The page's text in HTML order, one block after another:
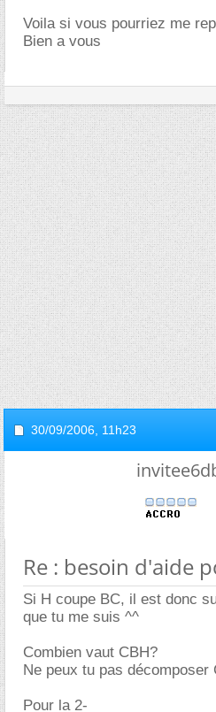
Voila si vous pourriez me
Bien a vous
30/09/2006, 11h23
Re : besoin d'aide
Si H coupe BC, il est donc
que tu me suis ^^
Combien vaut CBH?
Ne peux tu pas décomposer
Pour la 2-